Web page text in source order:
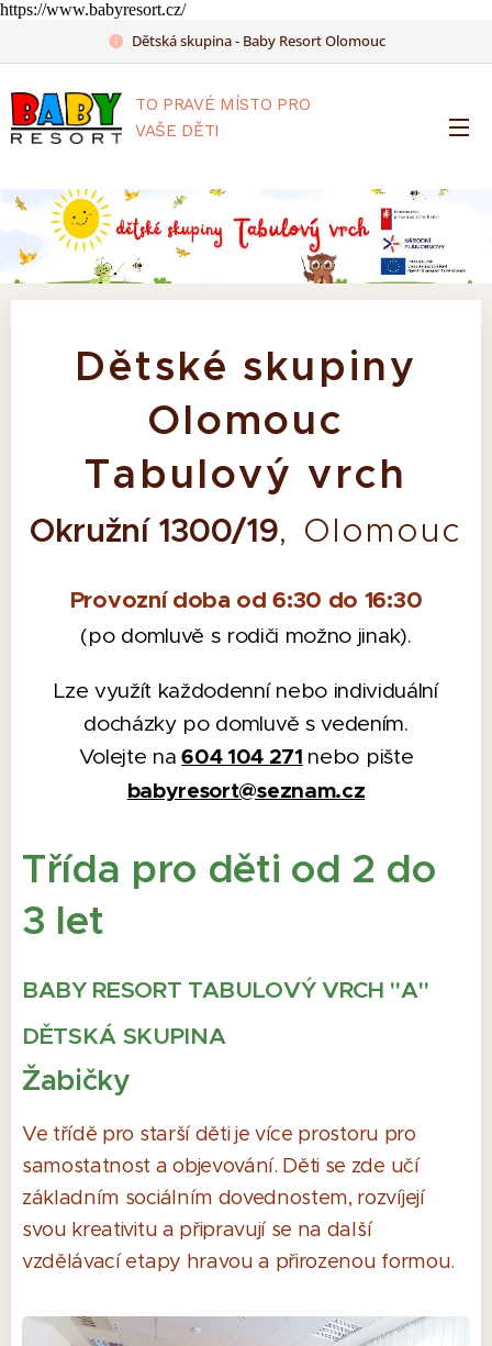
https://www.babyresort.cz/
Dětská skupina - Baby Resort Olomouc
TO PRAVÉ MÍSTO PRO
VAŠE DĚTI
Dětské skupiny
Olomouc
Tabulový vrch
Okružní 1300/19, Olomouc
Provozní doba od 6:30 do 16:30
(po domluvě s rodiči možno jinak).
Lze využít každodenní nebo individuální
docházky po domluvě s vedením.
Volejte na 604 104 271 nebo pište
babyresort@seznam.cz
Třída pro děti od 2 do
3 let
BABY RESORT TABULOVÝ VRCH "A"
DĚTSKÁ SKUPINA
Žabičky
Ve třídě pro starší děti je více prostoru pro
samostatnost a objevování. Děti se zde učí
základním sociálním dovednostem, rozvíjejí
svou kreativitu a připravují se na další
vzdělávací etapy hravou a přirozenou formou.